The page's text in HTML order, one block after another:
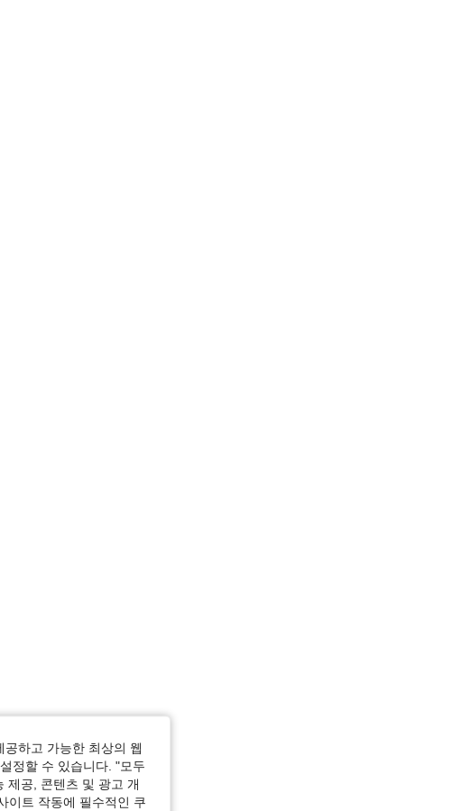
사이즈: M
하고 가능한 최상의 웹
정할 수 있습니다. "모두
제공, 콘텐츠 및 광고 개
이트 작동에 필수적인 쿠